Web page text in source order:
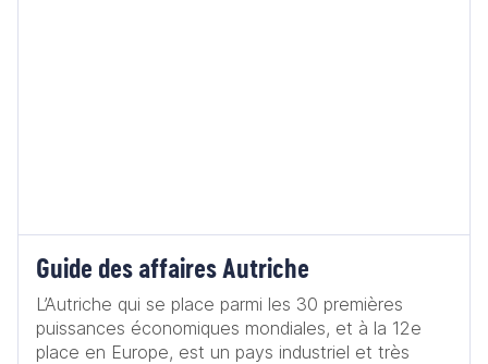
Guide des affaires Autriche
L’Autriche qui se place parmi les 30 premières
puissances économiques mondiales, et à la 12e
place en Europe, est un pays industriel et très